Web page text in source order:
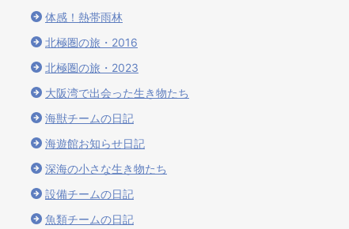
体感！熱帯雨林
北極圏の旅・2016
北極圏の旅・2023
大阪湾で出会った生き物たち
海獣チームの日記
海遊館お知らせ日記
深海の小さな生き物たち
設備チームの日記
魚類チームの日記